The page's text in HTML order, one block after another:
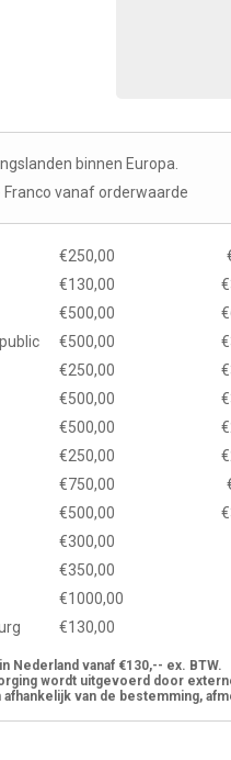
binnen Europa.
vanaf orderwaarde
€250,00
€130,00
€500,00
€500,00
€250,00
€500,00
€500,00
€250,00
€750,00
€500,00
€300,00
€350,00
€1000,00
€130,00
Nederland vanaf €130,-- ex. BTW.
wordt uitgevoerd door
van de bestemming,